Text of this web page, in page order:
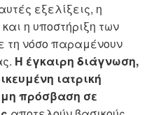
εξελίξεις, η
η υποστήριξη των
τη νόσο παραμένουν
Η έγκαιρη διάγνωση,
ιατρική
πρόσβαση σε